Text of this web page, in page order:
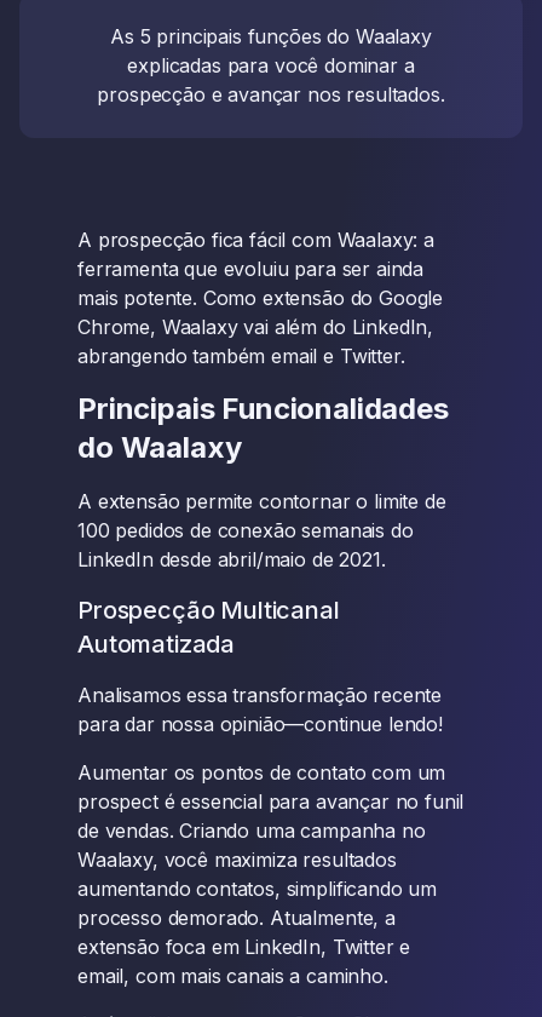
As 5 principais funções do Waalaxy
explicadas para você dominar a
prospecção e avançar nos resultados.
A prospecção fica fácil com Waalaxy: a
ferramenta que evoluiu para ser ainda
mais potente. Como extensão do Google
Chrome, Waalaxy vai além do LinkedIn,
abrangendo também email e Twitter.
Principais Funcionalidades
do Waalaxy
A extensão permite contornar o limite de
100 pedidos de conexão semanais do
LinkedIn desde abril/maio de 2021.
Prospecção Multicanal
Automatizada
Analisamos essa transformação recente
para dar nossa opinião—continue lendo!
Aumentar os pontos de contato com um
prospect é essencial para avançar no funil
de vendas. Criando uma campanha no
Waalaxy, você maximiza resultados
aumentando contatos, simplificando um
processo demorado. Atualmente, a
extensão foca em LinkedIn, Twitter e
email, com mais canais a caminho.